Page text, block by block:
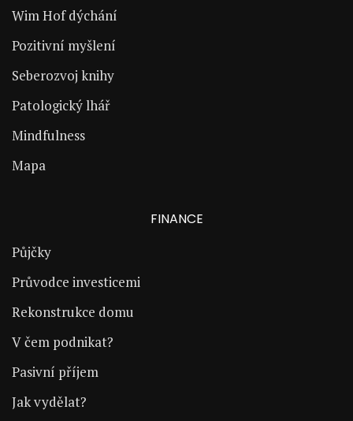
Wim Hof dýchání
Pozitivní myšlení
Seberozvoj knihy
Patologický lhář
Mindfulness
Mapa
FINANCE
Půjčky
Průvodce investicemi
Rekonstrukce domu
V čem podnikat?
Pasivní příjem
Jak vydělat?